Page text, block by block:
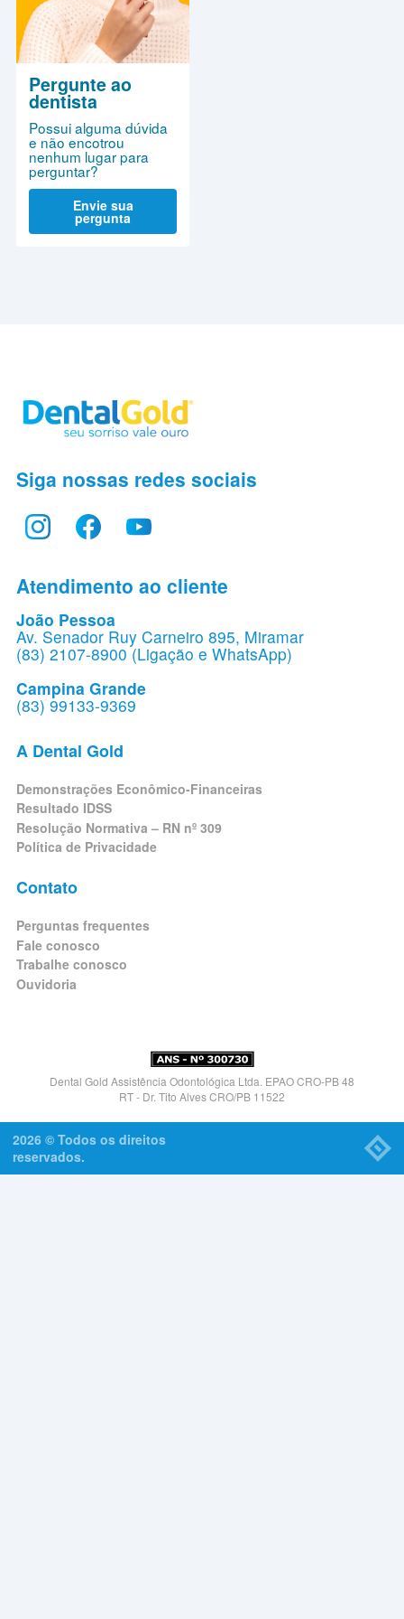
Pergunte ao
dentista
Possui alguma dúvida
e não encotrou
nenhum lugar para
perguntar?
Envie sua
pergunta
Siga nossas redes sociais
Atendimento ao cliente
João Pessoa
Av. Senador Ruy Carneiro 895, Miramar
(83) 2107-8900 (Ligação e WhatsApp)
Campina Grande
(83) 99133-9369
A Dental Gold
Demonstrações Econômico-Financeiras
Resultado IDSS
Resolução Normativa – RN nº 309
Política de Privacidade
Contato
Perguntas frequentes
Fale conosco
Trabalhe conosco
Ouvidoria
Dental Gold Assistência Odontológica Ltda. EPAO CRO-PB 48
RT - Dr. Tito Alves CRO/PB 11522
2026 © Todos os direitos
reservados.